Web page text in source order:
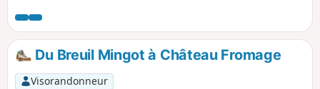
essences.
Du Breuil Mingot à Château Fromage
Visorandonneur